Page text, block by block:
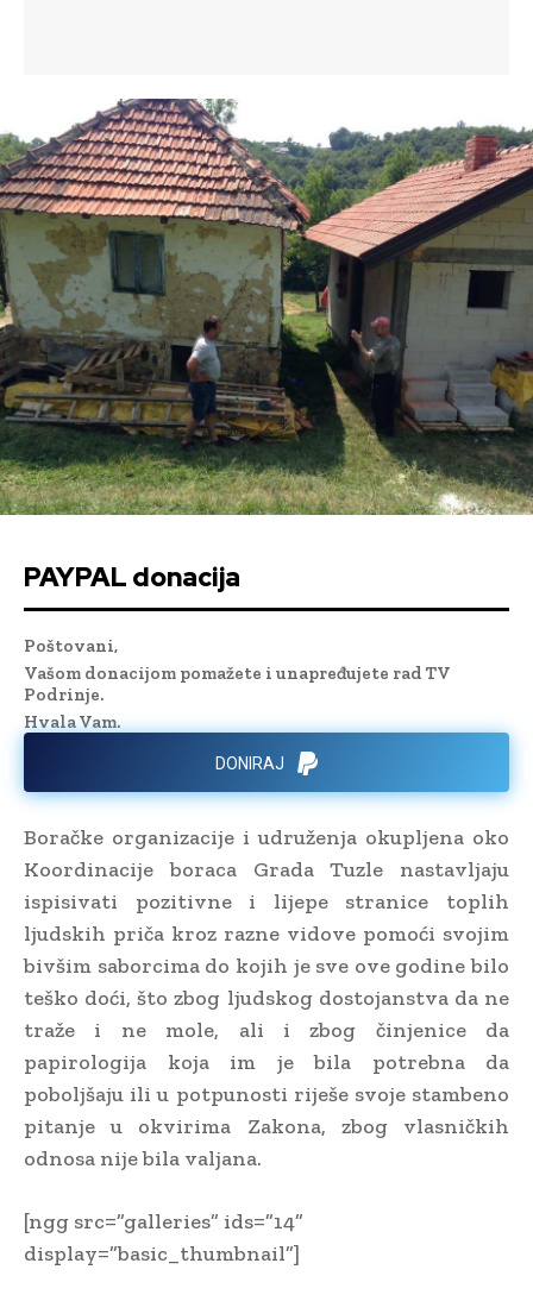
PAYPAL donacija
Poštovani,
Vašom donacijom pomažete i unapređujete rad TV
Podrinje.
Hvala Vam.
DONIRAJ
Boračke organizacije i udruženja okupljena oko
Koordinacije boraca Grada Tuzle nastavljaju
ispisivati pozitivne i lijepe stranice toplih
ljudskih priča kroz razne vidove pomoći svojim
bivšim saborcima do kojih je sve ove godine bilo
teško doći, što zbog ljudskog dostojanstva da ne
traže i ne mole, ali i zbog činjenice da
papirologija koja im je bila potrebna da
poboljšaju ili u potpunosti riješe svoje stambeno
pitanje u okvirima Zakona, zbog vlasničkih
odnosa nije bila valjana.
[ngg src=”galleries” ids=”14”
display=”basic_thumbnail”]